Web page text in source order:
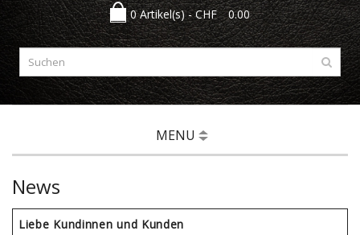
0 Artikel(s) -CHF 0.00
MENU
News
Liebe Kundinnen und Kunden